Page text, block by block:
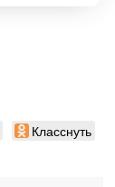
Класснуть